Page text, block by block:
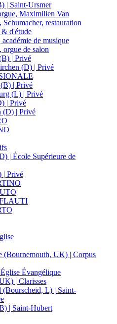
| Saint-Ursmer
Maximilien Van
Schumacher, restauration
& d'étude
de musique
orgue de salon
| Privé
(D) | Privé
| Privé
(L) | Privé
| Privé
(D) | Privé
| École Supérieure de
| Privé
(Bournemouth, UK) | Corpus
Évangélique
| Clarisses
(Bourscheid, L) | Saint-
| Saint-Hubert